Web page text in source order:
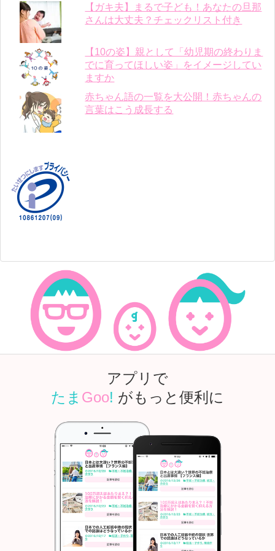
【ガキ夫】まるで子ども！あなたの旦那
さんは大丈夫？チェックリスト付き
【10の姿】親として「幼児期の終わりま
でに育ってほしい姿」をイメージしてい
ますか
赤ちゃん語の一覧を大公開！赤ちゃんの
言葉はこう成長する
アプリで
たま Goo! がもっと便利に